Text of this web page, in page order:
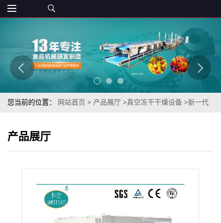
您当前的位置： 网站首页 > 产品展厅 >真空冻干干燥设备 >新一代
产品展厅